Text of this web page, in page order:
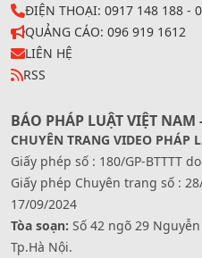
ĐIỆN THOẠI: 0917 148 188 -
QUẢNG CÁO: 096 919 1612
LIÊN HỆ
RSS
BÁO PHÁP LUẬT VIỆT NAM
CHUYÊN TRANG VIDEO PHÁP
Giấy phép số : 180/GP-BTTTT
Giấy phép Chuyên trang số :
17/09/2024
Tòa soạn: Số 42 ngõ 29
Tp.Hà Nội.